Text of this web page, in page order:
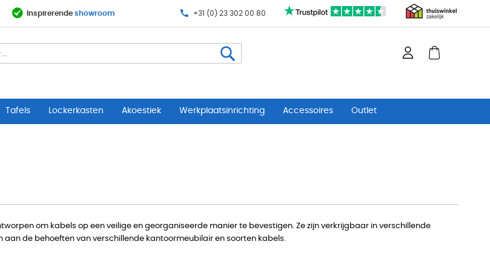
Inspirerende showroom +31 (0) 23 302 00 80
Tafels Lockerkasten Akoestiek Werkplaatsinrichting Accessoires Outlet
om kabels op een veilige en georganiseerde manier te bevestigen. Ze zijn verkrijgbaar in verschillende
de behoeften van verschillende kantoormeubilair en soorten kabels.